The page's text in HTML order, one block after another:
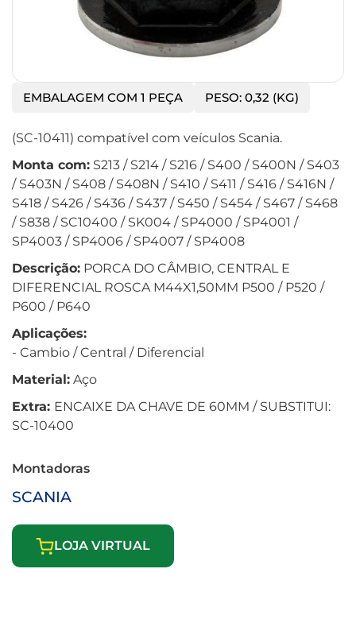
EMBALAGEM COM 1 PEÇA PESO: 0,32 (KG)
(SC-10411) compatível com veículos Scania.
Monta com: S213 / S214 / S216 / S400 / S400N / S403
/ S403N / S408 / S408N / S410 / S411 / S416 / S416N /
S418 / S426 / S436 / S437 / S450 / S454 / S467 / S468
/ S838 / SC10400 / SK004 / SP4000 / SP4001 /
SP4003 / SP4006 / SP4007 / SP4008
Descrição: PORCA DO CÂMBIO, CENTRAL E
DIFERENCIAL ROSCA M44X1,50MM P500 / P520 /
P600 / P640
Aplicações:
- Cambio / Central / Diferencial
Material: Aço
Extra: ENCAIXE DA CHAVE DE 60MM / SUBSTITUI:
SC-10400
Montadoras
SCANIA
LOJA VIRTUAL